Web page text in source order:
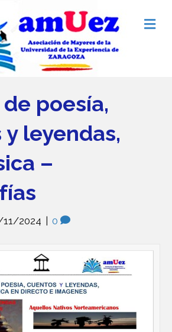
poesía,
leyendas,
–
2024 0